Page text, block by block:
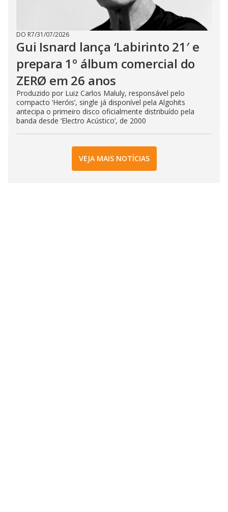
DO R7/31/07/2026
Gui Isnard lança ‘Labirinto 21′ e
prepara 1º álbum comercial do
ZERØ em 26 anos
Produzido por Luiz Carlos Maluly, responsável pelo
compacto ‘Heróis’, single já disponível pela Algohits
antecipa o primeiro disco oficialmente distribuído pela
banda desde ‘Electro Acústico’, de 2000
VEJA MAIS NOTÍCIAS